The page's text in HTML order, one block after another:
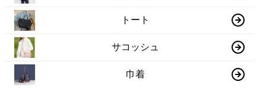
トート
サコッシュ
巾着